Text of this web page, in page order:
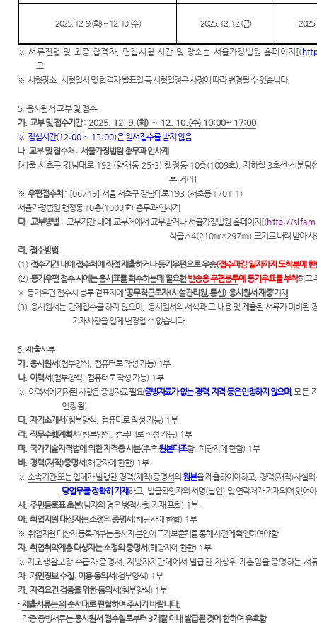
2025. 12. 9.(화) ~ 12. 10.(수) 2025. 12. 12.(금)
※서류전형 및 최종 합격자, 면접시험 시간 및 장소는 서울가정법원 홈페이지 [(
고
※ 시험장소, 시험일시 및 합격자 발표일 등 시험일정은 사정에 따라 변경될 수 있습니다.
5. 응시원서 교부 및 접수
가.교부 및 접수기간: 2025. 12. 9.(화) ∼ 12. 10.(수) 10:00~ 17:00
※ 점심시간(12:00 ~ 13:00)은 원서접수를 받지 않음
나.교부 및 접수처 :서울가정법원 총무과 인사계
[서울 서초구 강남대로 193 (양재동 25-3) 행정동 10층(1009호), 지하철 3호선·신분당
분 거리]
※ 우편접수처 : [06749] 서울 서초구 강남대로 193 (서초동 1701-1)
서울가정법원 행정동 10층(1009호) 총무과 인사계
다. 교부방법 : 교부기간 내에 교부처에서 교부받거나 서울가정법원 홈페이지 [(http://
식을A4(210㎜×297㎜)크기로 내려 받아 사
라. 접수방법
(1) 접수기간 내에 접수처에 직접 제출하거나 등기우편으로 우송(접수마감 일자까지 도착분에 한
(2) 등기우편 접수 시에는응시표를 회수하는데 필요한반송용 우편봉투에 등기우표를 부착하고
※등기우편 접수시 봉투 겉표지에‘공무직근로자(시설관리원,통신)응시원서 재중’기재
(3)응시원서는 단체접수를 하지 않으며
응시원서의 서식과 그 내용 및 제출된 서류가 미비된
기재사항을 일체 변경할 수 없습니다.
6. 제출서류
가.응시원서(첨부양식, 컴퓨터로 작성 가능) 1부
나. 이력서(첨부양식 컴퓨터로 작성 가능) 1부
※ 이력서에 기재된 사항은 증빙자료 필요(증빙자료가 없는 경력,자격 등은 인정하지 않으며,모든
인정됨)
다.자기소개서(첨부양식 컴퓨터로 작성 가능) 1부
라. 직무수행계획서(첨부양식 컴퓨터로 작성 가능) 1부
마.국가기술자격법에 의한 자격증 사본(추후원본대조함,해당자에 한함) 1부
바. 경력(재직)증명서(해당자에 한함) 1부
※ 소속기관 또는 업체가 발행한 경력(재직)증명서의 원본을 제출하여야하고, 경력(재직)사실의
당업무를 정확히 기재하고, 발급확인자의 서명(날인) 및 연락처가 기재되어 있어
사.주민등록표 초본(남자의 경우 병적사항 기재 포함) 1부
아.취업지원 대상자는 소정의 증명서(해당자에 한함) 1부
※취업지원 대상자 등록여부는 응시자 본인이 국가보훈처를 통해 사전에 확인하여야 함
자.취업취약계층 대상자는 소정의 증명서(해당자에 한함) 1부
※ 기초생활보장 수급자 증명서
지방자치단체에서 발급한 차상위 계층임을 증명하는 서
차. 개인정보 수집․이용 동의서(첨부양식) 1부
카.자격요건 검증을 위한 동의서(첨부양식) 1부
-제출서류는 위 순서대로 편철하여 주시기 바랍니다.
- 각종 증빙서류는응시원서 접수일로부터 3개월 이내 발급된 것에 한하여 유효함